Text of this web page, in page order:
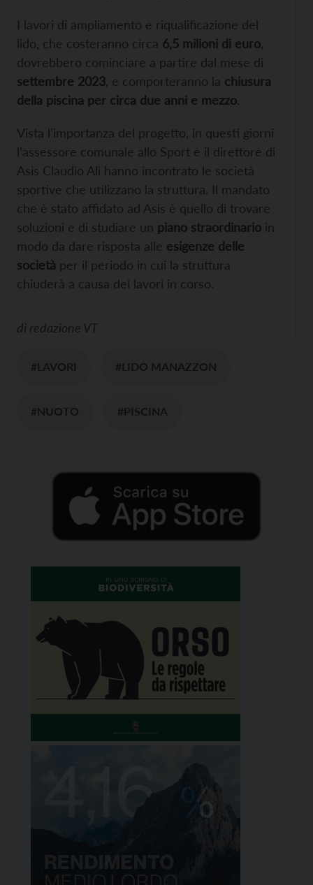
I lavori di ampliamento e riqualificazione del
lido, che costeranno circa 6,5 milioni di euro
dovrebbero cominciare a partire dal mese di
settembre 2023 , e comporteranno la chiusura
della piscina per circa due anni e mezzo.
Vista l’importanza del progetto, in questi giorni
l’assessore comunale allo Sport e il direttore di
Asis Claudio Alì hanno incontrato le società
sportive che utilizzano la struttura. Il mandato
che è stato affidato ad Asis è quello di trovare
soluzioni e di studiare un piano straordinario in
modo da dare risposta alle esigenze delle
società per il periodo in cui la struttura
chiuderà a causa dei lavori in corso.
di redazione VT
#LAVORI #LIDO MANAZZON
#NUOTO #PISCINA